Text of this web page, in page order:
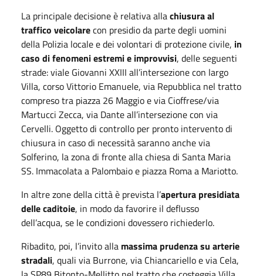
La principale decisione è relativa allachiusura al
traffico veicolarecon presidio da parte degli uomini
della Polizia locale e dei volontari di protezione civile, in
caso di fenomeni estremi e improvvisi, delle seguenti
strade: viale Giovanni XXIII all’intersezione con largo
Villa, corso Vittorio Emanuele, via Repubblica nel tratto
compreso tra piazza 26 Maggio e via Cioffrese/via
Martucci Zecca, via Dante all’intersezione con via
Cervelli. Oggetto di controllo per pronto intervento di
chiusura in caso di necessità saranno anche via
Solferino, la zona di fronte alla chiesa di Santa Maria
SS. Immacolata a Palombaio e piazza Roma a Mariotto.
In altre zone della città è prevista l’apertura presidiata
delle caditoie, in modo da favorire il deflusso
dell’acqua, se le condizioni dovessero richiederlo.
Ribadito, poi, l’invito alla massima prudenza su arterie
stradali, quali via Burrone, via Chiancariello e via Cela,